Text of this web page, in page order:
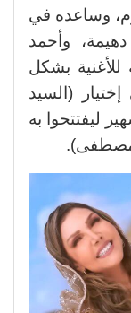
وساعده في
وأحمد
بشكل
(السيد
ليفتتحوا به
مصطفى).